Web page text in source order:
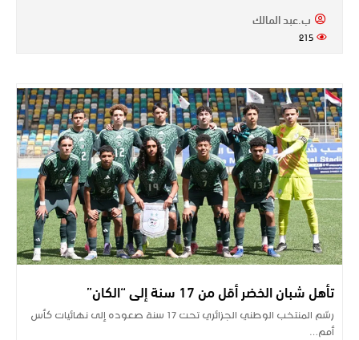
ب.عبد المالك
215
تأهل شبان الخضر أقل من 17 سنة إلى “الكان”
رسّم المنتخب الوطني الجزائري تحت 17 سنة صعوده إلى نهائيات كأس
أمم…